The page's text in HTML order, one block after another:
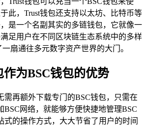
此，Trust钱包还支持以太坊、比特币等
是一个名副其实的多链钱包，它就像一
足用户在不同区块链生态系统中的多样
扇通往多元数字资产世界的大门。
为BSC钱包的优势
需再额外下载专门的BSC钱包，只需在
BSC网络，就能够方便快捷地管理BSC
式的操作方式，大大节省了用户的时间